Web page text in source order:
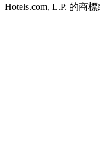
Hotels.com, L.P. 的商標